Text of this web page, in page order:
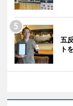
五
ト